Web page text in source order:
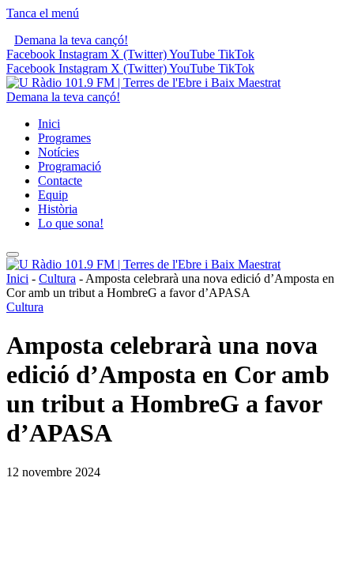
Tanca el menú
Demana la teva cançó!
Facebook Instagram X (Twitter)YouTube TikTok
Facebook Instagram X (Twitter)YouTube TikTok
Demana la teva cançó!
Inici
Programes
Notícies
Programació
Contacte
Equip
Història
Lo que sona!
Inici - Cultura - Amposta celebrarà una nova edició d’Amposta en
Cor amb un tribut a HombreG a favor d’APASA
Cultura
Amposta celebrarà una nova
edició d’Amposta en Cor amb
un tribut a HombreG a favor
d’APASA
12 novembre 2024